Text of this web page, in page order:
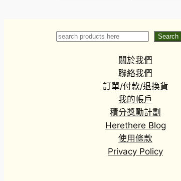
Search Search
關於我們
聯絡我們
訂單/付款/退換貨
我的帳戶
積分獎勵計劃
Herethere Blog
使用條款
Privacy Policy